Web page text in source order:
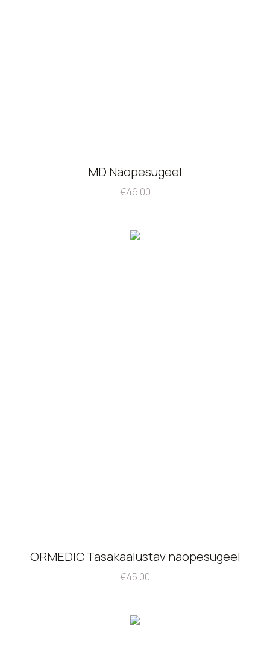
MD Näopesugeel
€46.00
ORMEDIC Tasakaalustav näopesugeel
€45.00